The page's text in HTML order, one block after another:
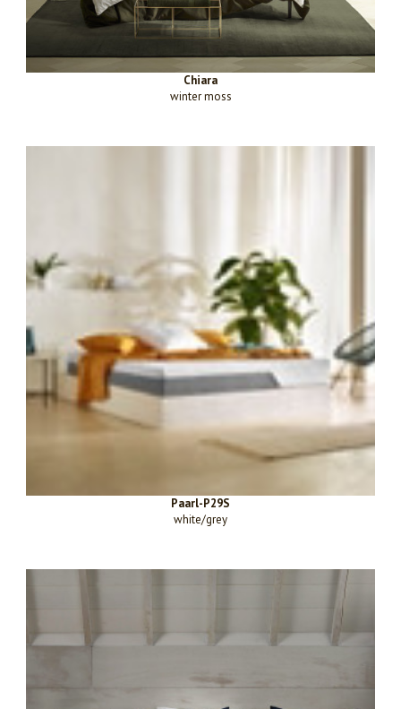
Chiara
winter moss
Paarl-P29S
white/grey